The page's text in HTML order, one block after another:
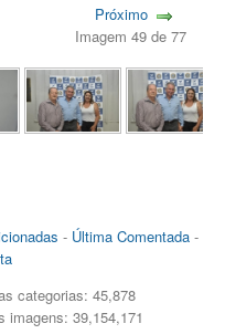
Próximo
Imagem 49 de 77
- Última Comentada-
categorias: 45,878
imagens: 39,154,171